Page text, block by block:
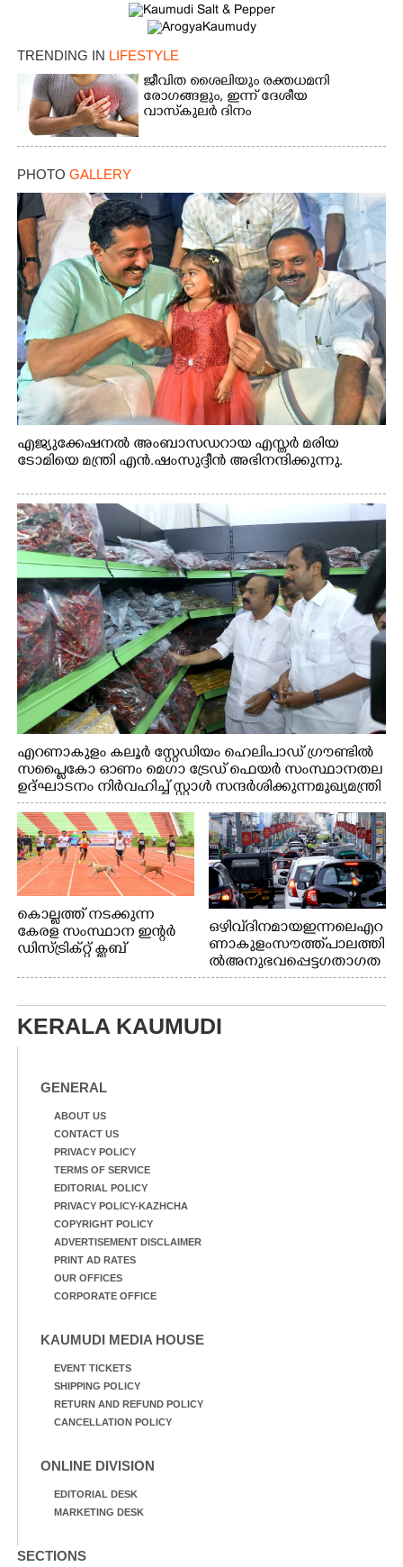
TRENDING IN LIFESTYLE
ജീവിത ശൈലിയും രക്തധമനി
രോഗങ്ങളും, ഇന്ന് ദേശീയ
വാസ്‌കുലര്‍ ദിനം
PHOTO GALLERY
എജ്യുക്കേഷനൽ അംബാസഡറായ എസ്തർ മരിയ
ടോമിയെ മന്ത്രി എൻ.ഷംസുദ്ദീൻ അഭിനന്ദിക്കുന്നു.
എറണാകുളം കലൂർ സ്റ്റേഡിയം ഹെലിപാഡ് ഗ്രൗണ്ടിൽ
സപ്ളൈകോ ഓണം മെഗാ ട്രേഡ് ഫെയർ സംസ്ഥാനതല
ഉദ്ഘാടനം നിർവഹിച്ച് സ്റ്റാൾ സന്ദർശിക്കുന്ന മുഖ്യമന്ത്രി
വി.ഡി. സതീശൻ. മന്ത്രി അനൂപ് ജേക്കബ് സമീപം
കൊല്ലത്ത് നടക്കുന്ന
കേരള സംസ്ഥാന ഇന്റർ
ഡിസ്ട്രിക്റ്റ് ക്ലബ്
ചാമ്പ്യൻഷിപ്പിൽ അണ്ടർ
20 ആൺകുട്ടികളുടെ 200
മീറ്റർ ഓട്ടം ഫൈനൽ
മത്സരത്തിനിടെ സിന്തറ്റിക്
ട്രാക്കിന് കുറുകെ ഓടുന്ന
ഒഴിവ് ദിനമായ ഇന്നലെ എറ
ണാകുളം സൗത്ത് പാലത്തി
ൽ അനുഭവപ്പെട്ട ഗതാഗത
ക്കുരുക്ക്
KERALA KAUMUDI
GENERAL
ABOUT US
CONTACT US
PRIVACY POLICY
TERMS OF SERVICE
EDITORIAL POLICY
PRIVACY POLICY-KAZHCHA
COPYRIGHT POLICY
ADVERTISEMENT DISCLAIMER
PRINT AD RATES
OUR OFFICES
CORPORATE OFFICE
KAUMUDI MEDIA HOUSE
EVENT TICKETS
SHIPPING POLICY
RETURN AND REFUND POLICY
CANCELLATION POLICY
ONLINE DIVISION
EDITORIAL DESK
MARKETING DESK
SECTIONS